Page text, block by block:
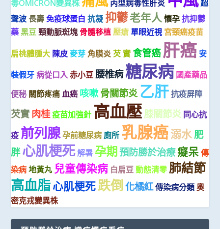
毒OMICRON變異株
丙型病毒性肝炎
超
聲波 長壽 免疫球蛋白 抗凝 抑鬱老年人 懷孕 抗抑鬱
藥 黑豆 頸動脈斑塊 骨髓移植 壓瘡 單眼近視 宮頸癌疫苗
扁桃體腫大 陳皮 麥芽 角膜炎 芡 實 食管癌肝癌 安
裝假牙 病從口入 赤小豆 腰椎病糖尿病 國產藥品
便秘 關節疼痛 血癌 咳嗽骨關節炎 乙肝 抗疫屏障
芡實肉桂疫苗加強針 高血壓膝關節炎 同心抗
疫 前列腺孕前糖尿病 廁所 乳腺癌溺水肥
胖心肌梗死解暑 孕期預防勝於治療癡呆 傳
染病 地黃丸 兒童傳染病 白扁豆 動態清零 肺結節
高血脂心肌梗死跌倒 化橘紅傳染病分類 奧
密克戎變異株